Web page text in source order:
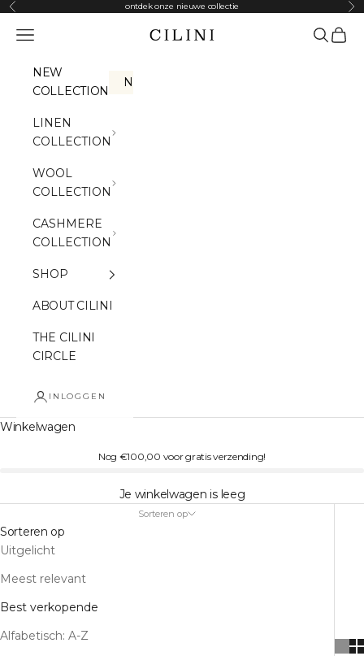
Naar inhoud
Vorige ontdek onze nieuwe collectie
Cilini
Menu Zoeken
NEW
COLLECTION
NEW
LINEN
COLLECTION
WOOL
COLLECTION
CASHMERE
COLLECTION
SHOP
ABOUT CILINI
THE CILINI
CIRCLE
INLOGGEN
Winkelwagen
Nog €100,00 voor gratis verzending!
Je winkelwagen is leeg
Sorteren op
Sorteren op
Uitgelicht
Meest relevant
Best verkopende
Alfabetisch: A-Z